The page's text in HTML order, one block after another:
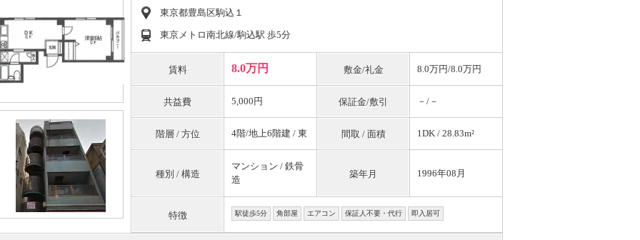
東京都豊島区駒込１
東京メトロ南北線/駒込駅 歩5分
賃料 8.0万円 敷金/礼金 8.0万円/8.0万円
共益費 5,000円 保証金/敷引 －/－
階層 / 方位 4階/地上6階建 / 東 間取 / 面積 1DK / 28.83m²
種別 / 構造
マンション / 鉄骨
造
築年月 1996年08月
特徴 駅徒歩5分 角部屋 エアコン 保証人不要・代行 即入居可